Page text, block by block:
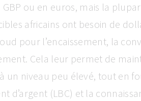
ou en euros, mais la
africains ont besoin de
pour l’encaissement, la
Cela leur permet de
un niveau peu élevé, tout en
d’argent (LBC) et la